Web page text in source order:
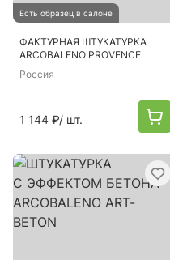
Есть образец в салоне
ФАКТУРНАЯ ШТУКАТУРКА
ARCOBALENO PROVENCE
Россия
1 144 ₽/ шт.